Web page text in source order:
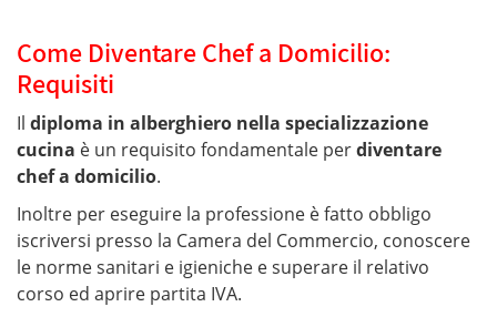
Come Diventare Chef a Domicilio:
Requisiti
Il diploma in alberghiero nella specializzazione
cucina è un requisito fondamentale perdiventare
chef a domicilio.
Inoltre per eseguire la professione è fatto obbligo
iscriversi presso la Camera del Commercio, conoscere
le norme sanitari e igieniche e superare il relativo
corso ed aprire partita IVA.